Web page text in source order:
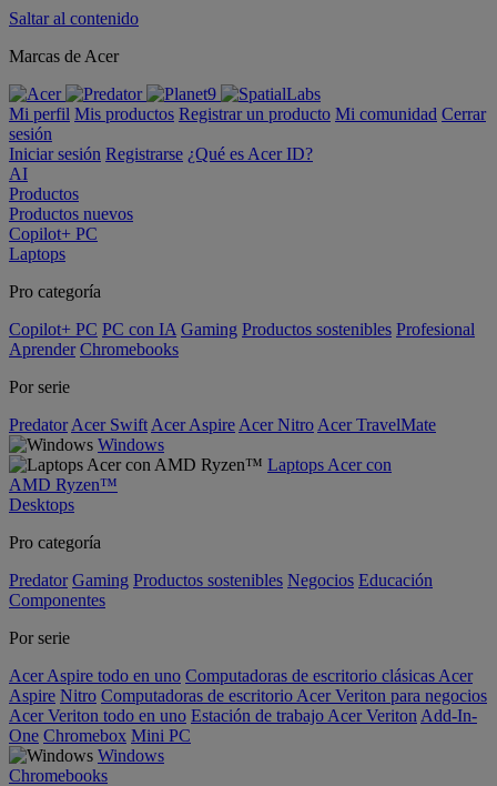
Saltar al contenido
Marcas de Acer
Mi perfil Mis productos Registrar un producto Mi comunidad Cerrar
sesión
Iniciar sesión Registrarse ¿Qué es Acer ID?
AI
Productos
Productos nuevos
Copilot+ PC
Laptops
Pro categoría
Copilot+ PC PC con IA Gaming Productos sostenibles Profesional
Aprender Chromebooks
Por serie
Predator Acer Swift Acer Aspire Acer Nitro Acer TravelMate
Windows
Laptops Acer con
AMD Ryzen™
Desktops
Pro categoría
Predator Gaming Productos sostenibles Negocios Educación
Componentes
Por serie
Acer Aspire todo en uno Computadoras de escritorio clásicas Acer
Aspire Nitro Computadoras de escritorio Acer Veriton para negocios
Acer Veriton todo en uno Estación de trabajo Acer Veriton Add-In-
One Chromebox Mini PC
Windows
Chromebooks